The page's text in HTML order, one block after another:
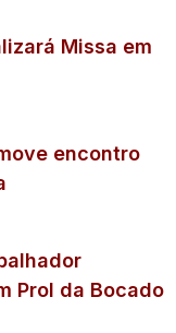
Missa em
encontro
Prol da Bocado